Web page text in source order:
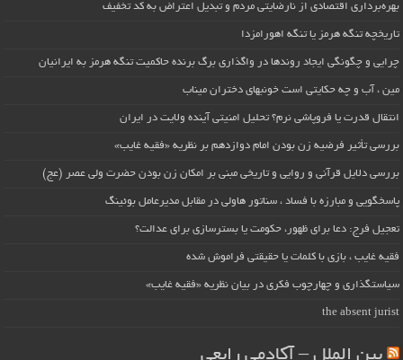
بهره‌برداری اقتصادی از نارضایتی مردم و تبدیل اعتراض به کد تخفیف
تاریخچه تنگه هرمز یا تنگه اهورامزدا
چرایی و چگونگی ایجاد روندها در واگذاری برگ برنده حاکمیت تنگه هرمز به ایرانیان
مین ، آب و چه حکایتی است خونبهای دختران میناب
انتقال قدرت یا فروپاشی نرم؟ تحلیل امنیتی آینده ولایت در ایران
بررسی تأثیر فرضیه زن بودن امام دوازدهم بر نظریه «فقیه غایب»
بررسی دلایل قرآنی و روایی و تاریخی مبنی بر امکان زن بودن حضرت ولی عصر (عج)
پاسخگویی و مبارزه با فساد ، سناتور هاولی در مقابل مدیرعامل بوئینگ
تعجیل فرج: دعا برای ظهور، حکومت یا بسترسازی برای عدالت؟
فقیه غایب ، بازی با کلمات یا حقیقتی فراموش شده
سیاستگذاری و چهارچوب فکری در بیان نظریه «فقیه غایب»
the absent jurist
بین الملل – آکادمی رابعی